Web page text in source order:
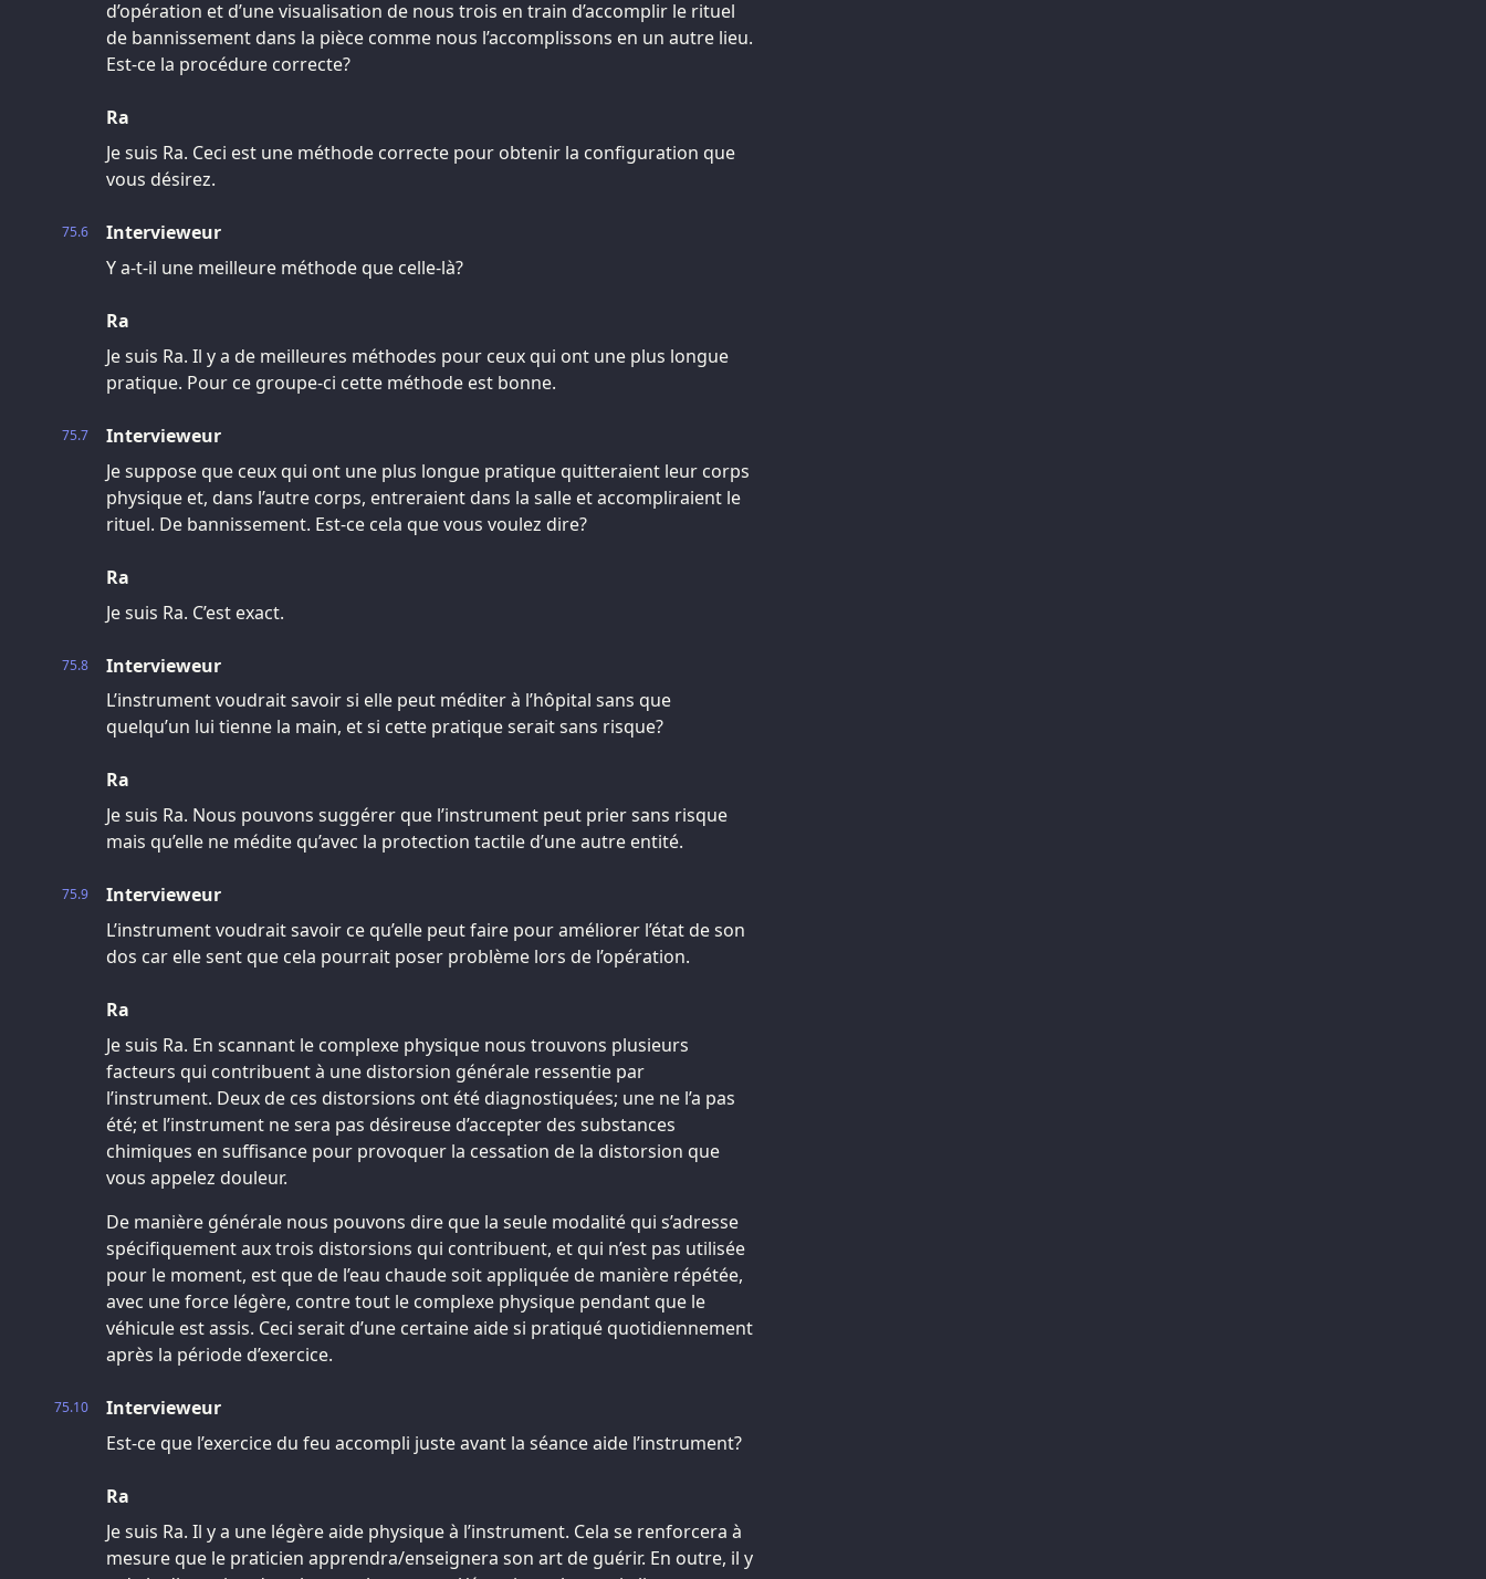
d’opération et d’une visualisation de nous trois en train d’accomplir le rituel
de bannissement dans la pièce comme nous l’accomplissons en un autre lieu.
Est-ce la procédure correcte?
Ra
Je suis Ra. Ceci est une méthode correcte pour obtenir la configuration que
vous désirez.
75.6
Intervieweur
Y a-t-il une meilleure méthode que celle-là?
Ra
Je suis Ra. Il y a de meilleures méthodes pour ceux qui ont une plus longue
pratique. Pour ce groupe-ci cette méthode est bonne.
75.7
Intervieweur
Je suppose que ceux qui ont une plus longue pratique quitteraient leur corps
physique et, dans l’autre corps, entreraient dans la salle et accompliraient le
rituel. De bannissement. Est-ce cela que vous voulez dire?
Ra
Je suis Ra. C’est exact.
75.8
Intervieweur
L’instrument voudrait savoir si elle peut méditer à l’hôpital sans que
quelqu’un lui tienne la main, et si cette pratique serait sans risque?
Ra
Je suis Ra. Nous pouvons suggérer que l’instrument peut prier sans risque
mais qu’elle ne médite qu’avec la protection tactile d’une autre entité.
75.9
Intervieweur
L’instrument voudrait savoir ce qu’elle peut faire pour améliorer l’état de son
dos car elle sent que cela pourrait poser problème lors de l’opération.
Ra
Je suis Ra. En scannant le complexe physique nous trouvons plusieurs
facteurs qui contribuent à une distorsion générale ressentie par
l’instrument. Deux de ces distorsions ont été diagnostiquées; une ne l’a pas
été; et l’instrument ne sera pas désireuse d’accepter des substances
chimiques en suffisance pour provoquer la cessation de la distorsion que
vous appelez douleur.
De manière générale nous pouvons dire que la seule modalité qui s’adresse
spécifiquement aux trois distorsions qui contribuent, et qui n’est pas utilisée
pour le moment, est que de l’eau chaude soit appliquée de manière répétée,
avec une force légère, contre tout le complexe physique pendant que le
véhicule est assis. Ceci serait d’une certaine aide si pratiqué quotidiennement
après la période d’exercice.
75.10
Intervieweur
Est-ce que l’exercice du feu accompli juste avant la séance aide l’instrument?
Ra
Je suis Ra. Il y a une légère aide physique à l’instrument. Cela se renforcera à
mesure que le praticien apprendra/enseignera son art de guérir. En outre, il y